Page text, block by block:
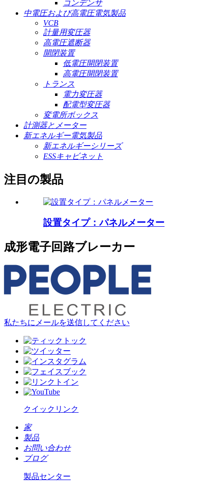
コンデンサ
中電圧および高電圧電気製品
VCB
計量用変圧器
高電圧遮断器
開閉装置
低電圧開閉装置
高電圧開閉装置
トランス
電力変圧器
配電型変圧器
変電所ボックス
計測器とメーター
新エネルギー電気製品
新エネルギーシリーズ
ESSキャビネット
注目の製品
設置タイプ：パネルメーター
成形電子回路ブレーカー
私たちにメールを送信してください
クイックリンク
家
製品
お問い合わせ
ブログ
製品センター